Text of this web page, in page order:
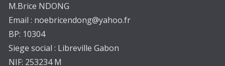
M.Brice NDONG
Email : noebricendong@yahoo.fr
BP: 10304
Siege social : Libreville Gabon
NIF: 253234 M